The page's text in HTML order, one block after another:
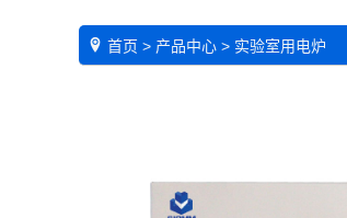
首页 > 产品中心 > 实验室用电炉